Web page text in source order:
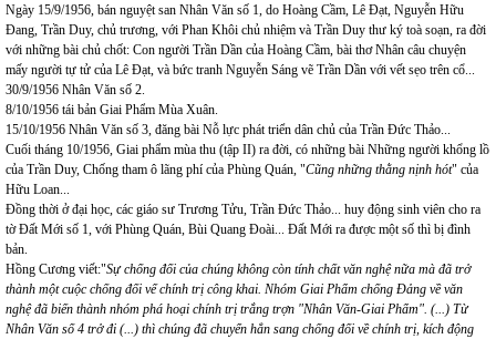
Ngày 15/9/1956, bán nguyệt san Nhân Văn số 1, do Hoàng Cầm, Lê Đạt, Nguyễn Hữu
Đang, Trần Duy, chủ trương, với Phan Khôi chủ nhiệm và Trần Duy thư ký toà soạn, ra đời
với những bài chủ chốt: Con người Trần Dần của Hoàng Cầm, bài thơ Nhân câu chuyện
mấy người tự tử của Lê Đạt, và bức tranh Nguyễn Sáng vẽ Trần Dần với vết sẹo trên cổ...
30/9/1956 Nhân Văn số 2.
8/10/1956 tái bản Giai Phẩm Mùa Xuân.
15/10/1956 Nhân Văn số 3, đăng bài Nỗ lực phát triển dân chủ của Trần Đức Thảo...
Cuối tháng 10/1956, Giai phẩm mùa thu (tập II) ra đời, có những bài Những người khổng lồ
của Trần Duy, Chống tham ô lãng phí của Phùng Quán, "Cũng những thằng nịnh hót" của
Hữu Loan...
Đồng thời ở đại học, các giáo sư Trương Tửu, Trần Đức Thảo... huy động sinh viên cho ra
tờ Đất Mới số 1, với Phùng Quán, Bùi Quang Đoài... Đất Mới ra được một số thì bị đình
bản.
Hồng Cương viết:"Sự chống đối của chúng không còn tính chất văn nghệ nữa mà đã trở
thành một cuộc chống đối vế chính trị công khai. Nhóm Giai Phẩm chống Đảng về văn
nghệ đã biến thành nhóm phá hoại chính trị trắng trợn "Nhân Văn-Giai Phẩm". (...) Từ
Nhân Văn số 4 trở đi (...) thì chúng đã chuyển hẳn sang chống đối về chính trị, kích động